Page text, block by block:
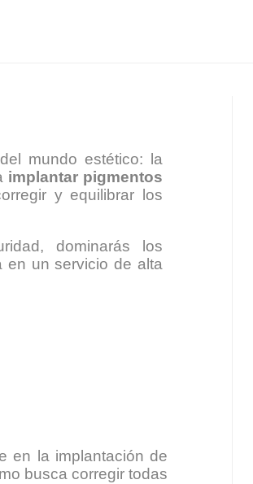
mundo estético: la
implantar pigmentos
y equilibrar los
dominarás los
en un servicio de alta
en la implantación de
busca corregir todas